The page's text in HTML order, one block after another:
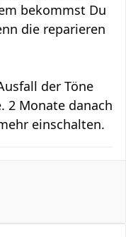
bekommst Du
die reparieren
der Töne
2 Monate danach
einschalten.